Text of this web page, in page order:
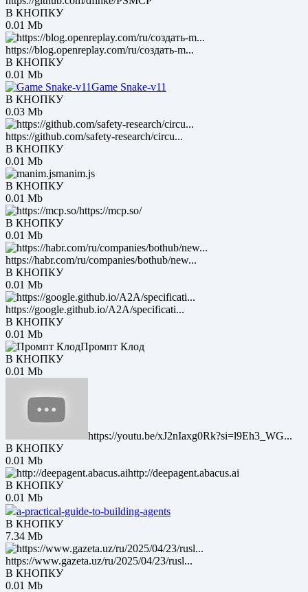
В КНОПКУ
0.01 Mb
https://blog.openreplay.com/ru/создать-m...
В КНОПКУ
0.01 Mb
Game Snake-v11
В КНОПКУ
0.03 Mb
https://github.com/safety-research/circu...
В КНОПКУ
0.01 Mb
manim.js
В КНОПКУ
0.01 Mb
https://mcp.so/
В КНОПКУ
0.01 Mb
https://habr.com/ru/companies/bothub/new...
В КНОПКУ
0.01 Mb
https://google.github.io/A2A/specificati...
В КНОПКУ
0.01 Mb
Промпт Клод
В КНОПКУ
0.01 Mb
https://youtu.be/xJ2nIaxg0Rk?si=l9Eh3_WG...
В КНОПКУ
0.01 Mb
http://deepagent.abacus.ai
В КНОПКУ
0.01 Mb
a-practical-guide-to-building-agents
В КНОПКУ
7.34 Mb
https://www.gazeta.uz/ru/2025/04/23/rusl...
В КНОПКУ
0.01 Mb